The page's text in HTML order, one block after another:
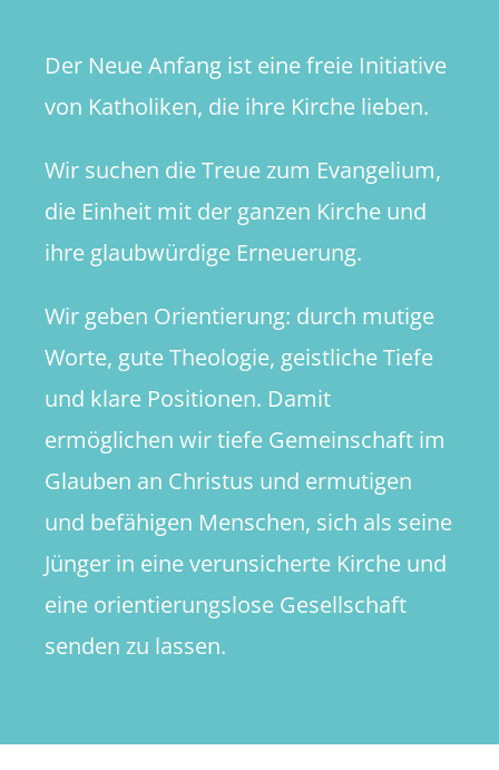
Der Neue Anfang ist eine freie Initiative
von Katholiken, die ihre Kirche lieben.
Wir suchen die Treue zum Evangelium,
die Einheit mit der ganzen Kirche und
ihre glaubwürdige Erneuerung.
Wir geben Orientierung: durch mutige
Worte, gute Theologie, geistliche Tiefe
und klare Positionen. Damit
ermöglichen wir tiefe Gemeinschaft im
Glauben an Christus und ermutigen
und befähigen Menschen, sich als seine
Jünger in eine verunsicherte Kirche und
eine orientierungslose Gesellschaft
senden zu lassen.